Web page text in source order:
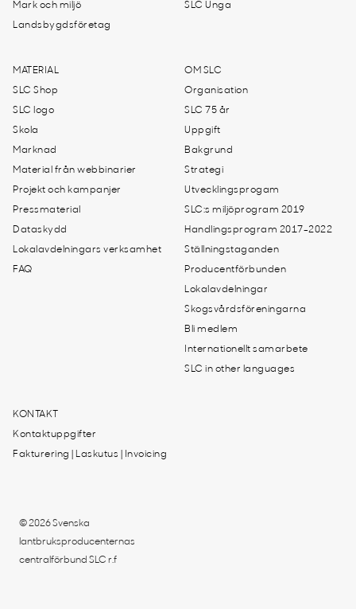
Mark och miljö
Landsbygdsföretag
SLC Unga
MATERIAL
SLC Shop
SLC logo
Skola
Marknad
Material från webbinarier
Projekt och kampanjer
Pressmaterial
Dataskydd
Lokalavdelningars verksamhet
FAQ
OM SLC
Organisation
SLC 75 år
Uppgift
Bakgrund
Strategi
Utvecklingsprogam
SLC:s miljöprogram 2019
Handlingsprogram 2017-2022
Ställningstaganden
Producentförbunden
Lokalavdelningar
Skogsvårdsföreningarna
Bli medlem
Internationellt samarbete
SLC in other languages
KONTAKT
Kontaktuppgifter
Fakturering | Laskutus | Invoicing
© 2026 Svenska
lantbruksproducenternas
centralförbund SLC r.f